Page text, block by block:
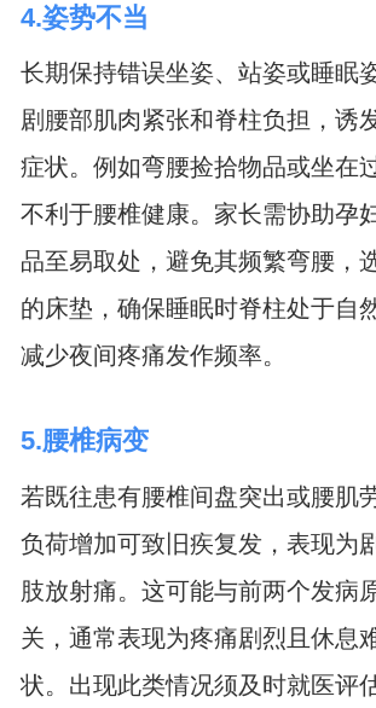
4.姿势不当
长期保持错误坐姿、站姿或睡眠
剧腰部肌肉紧张和脊柱负担，诱
症状。例如弯腰捡拾物品或坐在
不利于腰椎健康。家长需协助孕
品至易取处，避免其频繁弯腰，
的床垫，确保睡眠时脊柱处于自
减少夜间疼痛发作频率。
5.腰椎病变
若既往患有腰椎间盘突出或腰肌
负荷增加可致旧疾复发，表现为
肢放射痛。这可能与前两个发病
关，通常表现为疼痛剧烈且休息
状。出现此类情况须及时就医评